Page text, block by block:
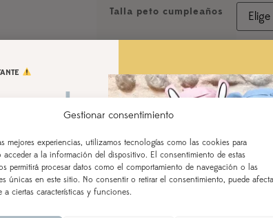
Gestionar consentimiento
mejores experiencias, utilizamos tecnologías como las cookies para
acceder a la información del dispositivo. El consentimiento de estas
permitirá procesar datos como el comportamiento de navegación o las
únicas en este sitio. No consentir o retirar el consentimiento, puede
a ciertas características y funciones.
Talla peto cumpleaños
Observaciones
de
AGOSTO
a partir del 28 de